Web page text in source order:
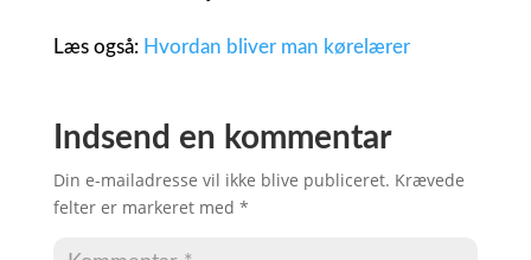
Læs også: Hvordan bliver man kørelærer
Indsend en kommentar
Din e-mailadresse vil ikke blive publiceret. Krævede
felter er markeret med *